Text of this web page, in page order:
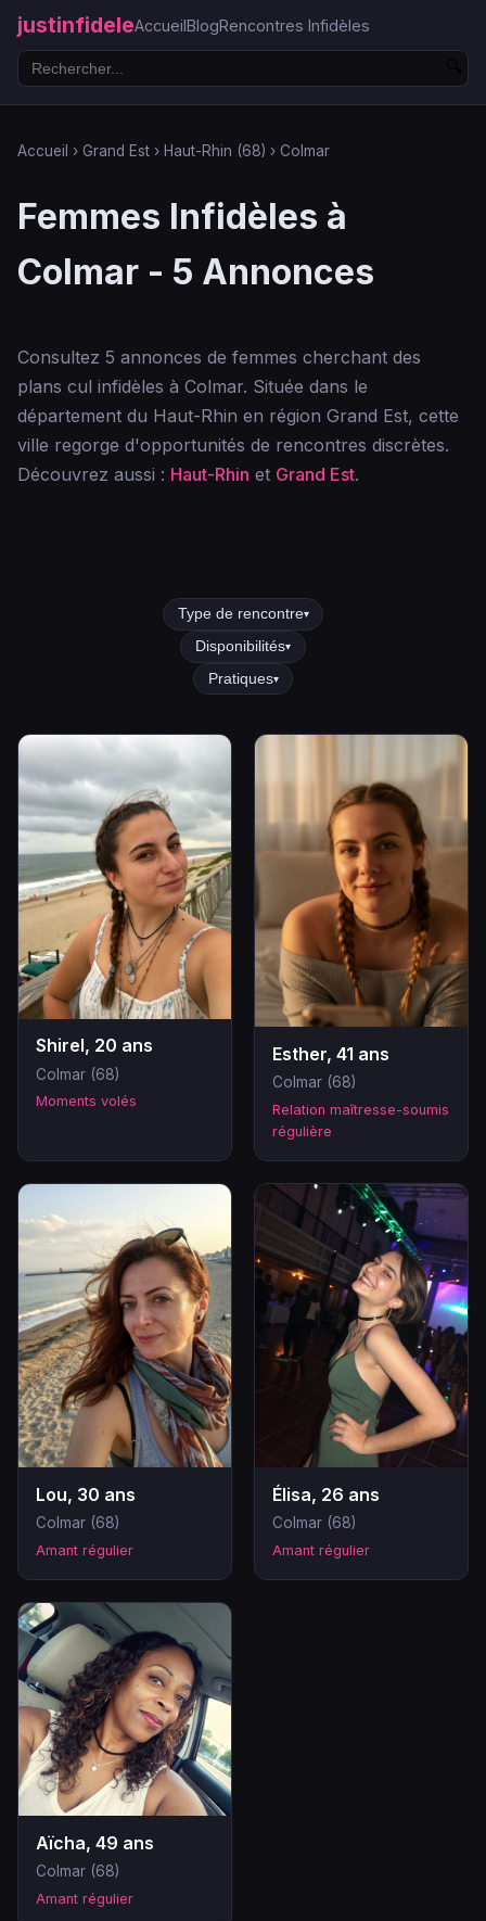
justinfideleAccueilBlogRencontres Infidèles
Accueil › Grand Est › Haut-Rhin (68) › Colmar
Femmes Infidèles à
Colmar - 5 Annonces
Consultez 5 annonces de femmes cherchant des
plans cul infidèles à Colmar. Située dans le
département du Haut-Rhin en région Grand Est, cette
ville regorge d'opportunités de rencontres discrètes.
Découvrez aussi : Haut-Rhin et Grand Est.
Type de rencontre▾
Disponibilités▾
Pratiques▾
Shirel, 20 ans
Colmar (68)
Moments volés
Esther, 41 ans
Colmar (68)
Relation maîtresse-soumis
régulière
Lou, 30 ans
Colmar (68)
Amant régulier
Élisa, 26 ans
Colmar (68)
Amant régulier
Aïcha, 49 ans
Colmar (68)
Amant régulier